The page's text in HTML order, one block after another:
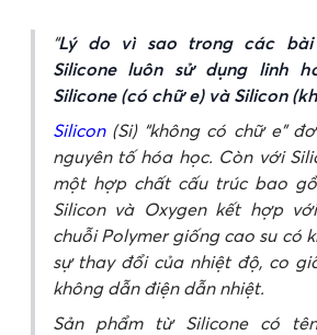
Lý do vì sao trong các
Silicone luôn sử dụng linh
Silicone (có chữ e) và Silicon
Silicon(Si) “không có chữ e”
nguyên tố hóa học. Còn với
một hợp chất cấu trúc bao
Silicon và Oxygen kết hợp
chuỗi Polymer giống cao su có
sự thay đổi của nhiệt độ, co
không dẫn điện dẫn nhiệt.
Sản phẩm từ Silicone có